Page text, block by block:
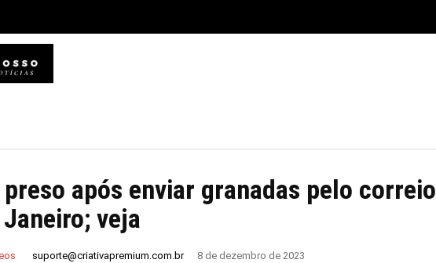
preso após enviar granadas pelo correio
veja
suporte@criativapremium.com.br 8 de dezembro de 2023